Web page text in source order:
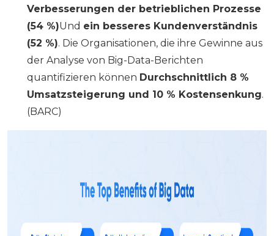
Verbesserungen der betrieblichen Prozesse
(54 %)Und ein besseres Kundenverständnis
(52 %). Die Organisationen, die ihre Gewinne aus
der Analyse von Big-Data-Berichten
quantifizieren können Durchschnittlich 8 %
Umsatzsteigerung und 10 % Kostensenkung.
(BARC)